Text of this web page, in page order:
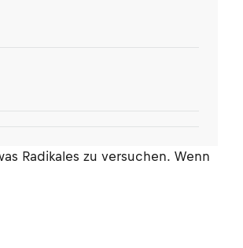
Radikales zu versuchen. Wenn